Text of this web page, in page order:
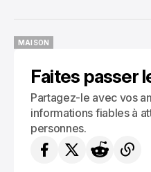
MAISON
Faites passer
Partagez-le avec vos
informations fiables à
personnes.